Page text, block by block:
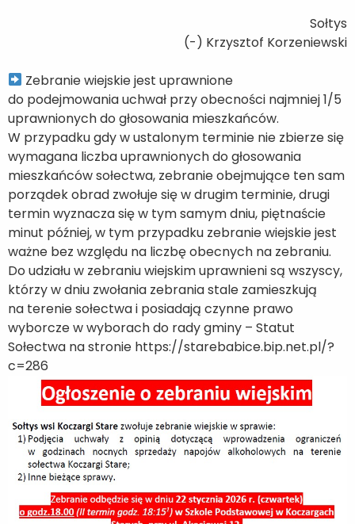
Sołtys
(-) Krzysztof Korzeniewski
Zebranie wiejskie jest uprawnione
do podejmowania uchwał przy obecności najmniej 1/5
uprawnionych do głosowania mieszkańców.
W przypadku gdy w ustalonym terminie nie zbierze się
wymagana liczba uprawnionych do głosowania
mieszkańców sołectwa, zebranie obejmujące ten sam
porządek obrad zwołuje się w drugim terminie, drugi
termin wyznacza się w tym samym dniu, piętnaście
minut później, w tym przypadku zebranie wiejskie jest
ważne bez względu na liczbę obecnych na zebraniu.
Do udziału w zebraniu wiejskim uprawnieni są wszyscy,
którzy w dniu zwołania zebrania stale zamieszkują
na terenie sołectwa i posiadają czynne prawo
wyborcze w wyborach do rady gminy – Statut
Sołectwa na stronie https://starebabice.bip.net.pl/?
c=286